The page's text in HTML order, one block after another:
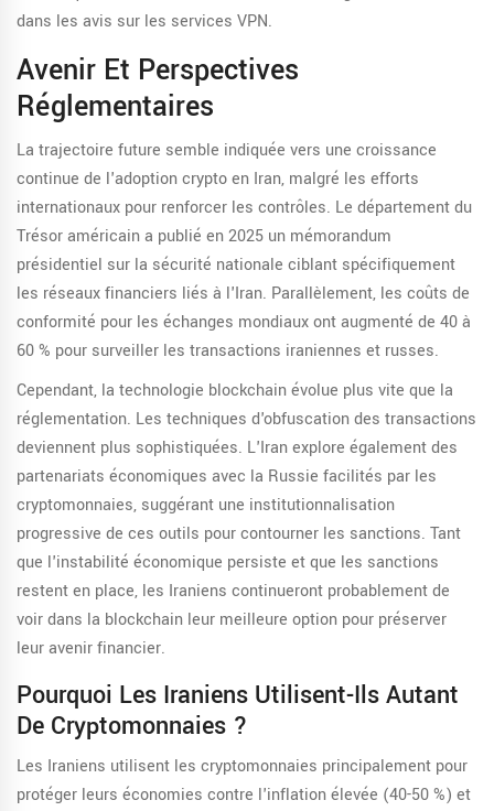
dans les avis sur les services VPN.
Avenir Et Perspectives
Réglementaires
La trajectoire future semble indiquée vers une croissance
continue de l'adoption crypto en Iran, malgré les efforts
internationaux pour renforcer les contrôles. Le département du
Trésor américain a publié en 2025 un mémorandum
présidentiel sur la sécurité nationale ciblant spécifiquement
les réseaux financiers liés à l'Iran. Parallèlement, les coûts de
conformité pour les échanges mondiaux ont augmenté de 40 à
60 % pour surveiller les transactions iraniennes et russes.
Cependant, la technologie blockchain évolue plus vite que la
réglementation. Les techniques d'obfuscation des transactions
deviennent plus sophistiquées. L'Iran explore également des
partenariats économiques avec la Russie facilités par les
cryptomonnaies, suggérant une institutionnalisation
progressive de ces outils pour contourner les sanctions. Tant
que l'instabilité économique persiste et que les sanctions
restent en place, les Iraniens continueront probablement de
voir dans la blockchain leur meilleure option pour préserver
leur avenir financier.
Pourquoi Les Iraniens Utilisent-Ils Autant
De Cryptomonnaies ?
Les Iraniens utilisent les cryptomonnaies principalement pour
protéger leurs économies contre l'inflation élevée (40-50 %) et